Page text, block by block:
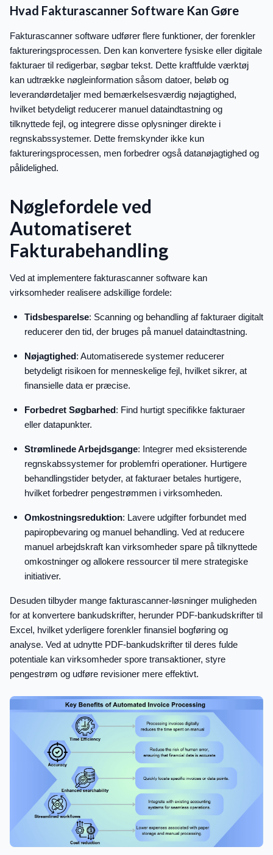
Hvad Fakturascanner Software Kan Gøre
Fakturascanner software udfører flere funktioner, der forenkler
faktureringsprocessen. Den kan konvertere fysiske eller digitale
fakturaer til redigerbar, søgbar tekst. Dette kraftfulde værktøj
kan udtrække nøgleinformation såsom datoer, beløb og
leverandørdetaljer med bemærkelsesværdig nøjagtighed,
hvilket betydeligt reducerer manuel dataindtastning og
tilknyttede fejl, og integrere disse oplysninger direkte i
regnskabssystemer. Dette fremskynder ikke kun
faktureringsprocessen, men forbedrer også datanøjagtighed og
pålidelighed.
Nøglefordele ved
Automatiseret
Fakturabehandling
Ved at implementere fakturascanner software kan
virksomheder realisere adskillige fordele:
Tidsbesparelse: Scanning og behandling af fakturaer digitalt
reducerer den tid, der bruges på manuel dataindtastning.
Nøjagtighed: Automatiserede systemer reducerer
betydeligt risikoen for menneskelige fejl, hvilket sikrer, at
finansielle data er præcise.
Forbedret Søgbarhed: Find hurtigt specifikke fakturaer
eller datapunkter.
Strømlinede Arbejdsgange: Integrer med eksisterende
regnskabssystemer for problemfri operationer. Hurtigere
behandlingstider betyder, at fakturaer betales hurtigere,
hvilket forbedrer pengestrømmen i virksomheden.
Omkostningsreduktion: Lavere udgifter forbundet med
papiropbevaring og manuel behandling. Ved at reducere
manuel arbejdskraft kan virksomheder spare på tilknyttede
omkostninger og allokere ressourcer til mere strategiske
initiativer.
Desuden tilbyder mange fakturascanner-løsninger muligheden
for at konvertere bankudskrifter, herunder PDF-bankudskrifter til
Excel, hvilket yderligere forenkler finansiel bogføring og
analyse. Ved at udnytte PDF-bankudskrifter til deres fulde
potentiale kan virksomheder spore transaktioner, styre
pengestrøm og udføre revisioner mere effektivt.